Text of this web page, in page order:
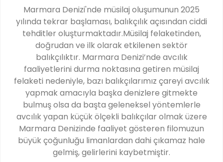
Marmara Denizi'nde müsilaj oluşumunun 2025
yılında tekrar başlaması, balıkçılık açısından ciddi
tehditler oluşturmaktadır.Müsilaj felaketinden,
doğrudan ve ilk olarak etkilenen sektör
balıkçılıktır. Marmara Denizi’nde avcılık
faaliyetlerini durma noktasına getiren müsilaj
felaketi nedeniyle, bazı balıkçılarımız çareyi avcılık
yapmak amacıyla başka denizlere gitmekte
bulmuş olsa da başta geleneksel yöntemlerle
avcılık yapan küçük ölçekli balıkçılar olmak üzere
Marmara Denizinde faaliyet gösteren filomuzun
büyük çoğunluğu limanlardan dahi çıkamaz hale
gelmiş, gelirlerini kaybetmiştir.